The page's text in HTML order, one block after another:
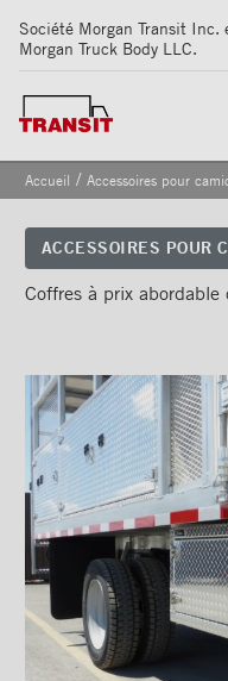
Société Morgan Transit
Morgan Truck Body LLC.
Accueil / Accessoires pour
ACCESSOIRES POUR
Coins avant
Cadrages arrières
Portes
Pare-chocs
Planchers
Toits
Éclairages extérieur
Bandes protectrices
Coffre en
Coffres à prix